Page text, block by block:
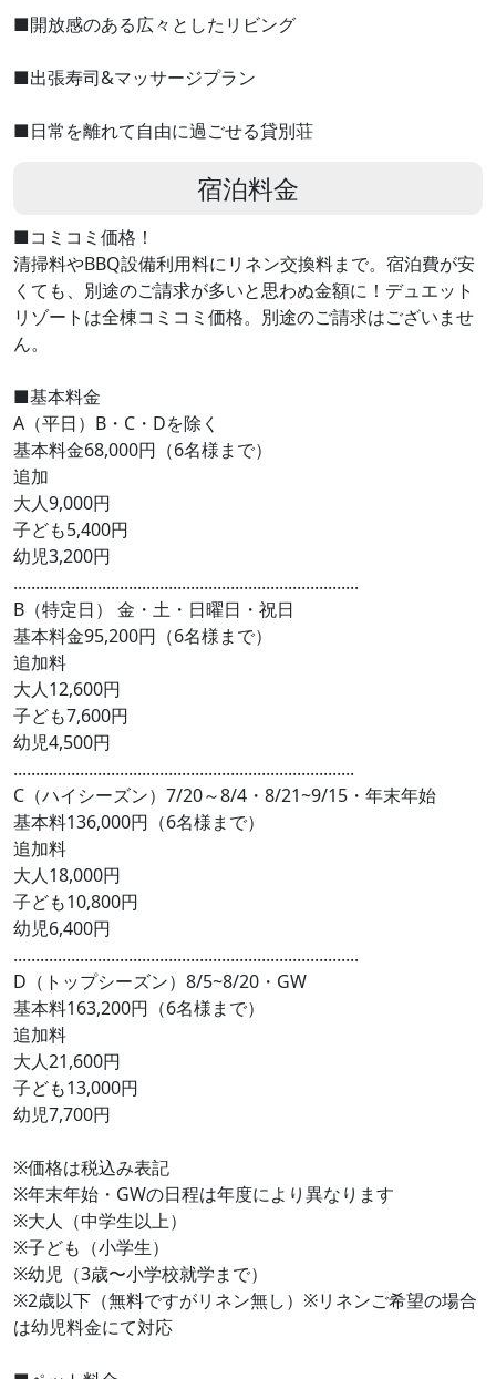
■開放感のある広々としたリビング
■出張寿司&マッサージプラン
■日常を離れて自由に過ごせる貸別荘
宿泊料金
■コミコミ価格！
清掃料やBBQ設備利用料にリネン交換料まで。宿泊費が安
くても、別途のご請求が多いと思わぬ金額に！デュエット
リゾートは全棟コミコミ価格。別途のご請求はございませ
ん。
■基本料金
A（平日）B・C・Dを除く
基本料金68,000円（6名様まで）
追加
大人9,000円
子ども5,400円
幼児3,200円
..............................................................................
B（特定日） 金・土・日曜日・祝日
基本料金95,200円（6名様まで）
追加料
大人12,600円
子ども7,600円
幼児4,500円
.............................................................................
C（ハイシーズン）7/20～8/4・8/21~9/15・年末年始
基本料136,000円（6名様まで）
追加料
大人18,000円
子ども10,800円
幼児6,400円
..............................................................................
D（トップシーズン）8/5~8/20・GW
基本料163,200円（6名様まで）
追加料
大人21,600円
子ども13,000円
幼児7,700円
※価格は税込み表記
※年末年始・GWの日程は年度により異なります
※大人（中学生以上）
※子ども（小学生）
※幼児（3歳〜小学校就学まで）
※2歳以下（無料ですがリネン無し）※リネンご希望の場合
は幼児料金にて対応